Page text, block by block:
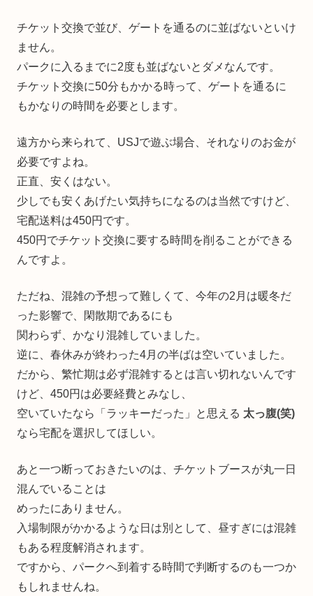
チケット交換で並び、ゲートを通るのに並ばないといけ
ません。
パークに入るまでに2度も並ばないとダメなんです。
チケット交換に50分もかかる時って、ゲートを通るに
もかなりの時間を必要とします。
遠方から来られて、USJで遊ぶ場合、それなりのお金が
必要ですよね。
正直、安くはない。
少しでも安くあげたい気持ちになるのは当然ですけど、
宅配送料は450円です。
450円でチケット交換に要する時間を削ることができる
んですよ。
ただね、混雑の予想って難しくて、今年の2月は暖冬だ
った影響で、閑散期であるにも
関わらず、かなり混雑していました。
逆に、春休みが終わった4月の半ばは空いていました。
だから、繁忙期は必ず混雑するとは言い切れないんです
けど、450円は必要経費とみなし、
空いていたなら「ラッキーだった」と思える 太っ腹(笑)
なら宅配を選択してほしい。
あと一つ断っておきたいのは、チケットブースが丸一日
混んでいることは
めったにありません。
入場制限がかかるような日は別として、昼すぎには混雑
もある程度解消されます。
ですから、パークへ到着する時間で判断するのも一つか
もしれませんね。